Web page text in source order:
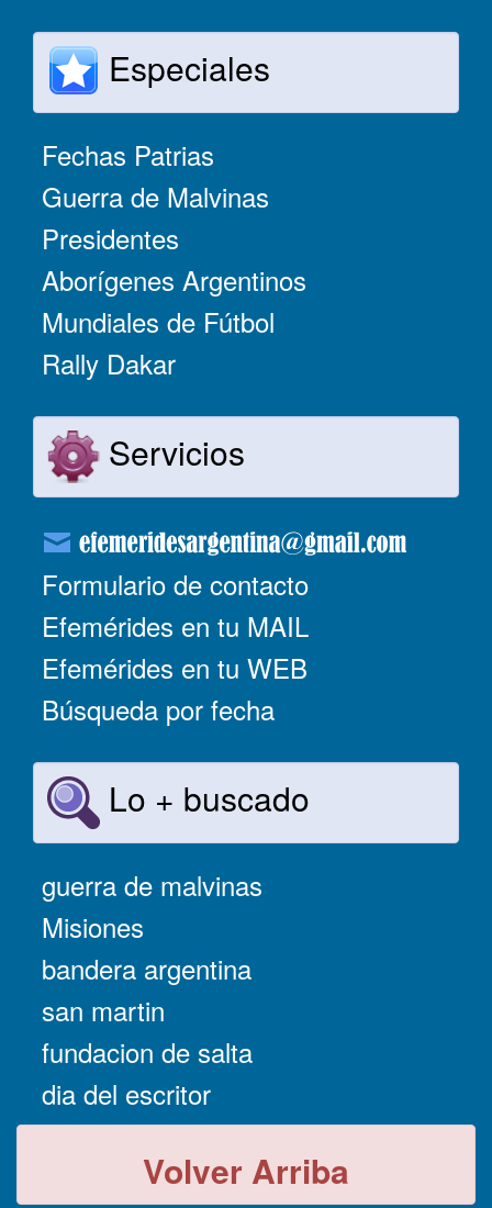
Especiales
Fechas Patrias
Guerra de Malvinas
Presidentes
Aborígenes Argentinos
Mundiales de Fútbol
Rally Dakar
Servicios
Formulario de contacto
Efemérides en tu MAIL
Efemérides en tu WEB
Búsqueda por fecha
Lo + buscado
guerra de malvinas
Misiones
bandera argentina
san martin
fundacion de salta
dia del escritor
Volver Arriba